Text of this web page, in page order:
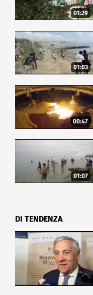
01:29
01:03
00:47
01:07
DI TENDENZA